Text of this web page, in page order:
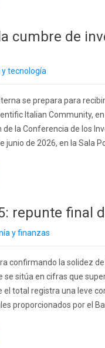
cumbre de
y tecnología
se prepara para
Italian Community,
de la Conferencia de los
junio de 2026, en la Sala
repunte final
y finanzas
confirmando la solidez
sitúa en cifras que
el total registra una leve
proporcionados por el